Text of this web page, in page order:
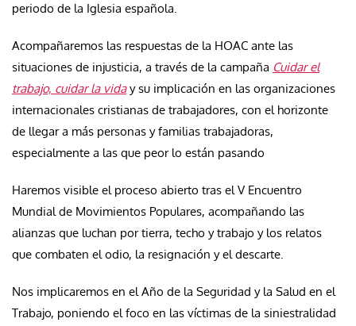
periodo de la Iglesia española.
Acompañaremos las respuestas de la HOAC ante las
situaciones de injusticia, a través de la campaña Cuidar el
trabajo, cuidar la viday su implicación en las organizaciones
internacionales cristianas de trabajadores, con el horizonte
de llegar a más personas y familias trabajadoras,
especialmente a las que peor lo están pasando
Haremos visible el proceso abierto tras el V Encuentro
Mundial de Movimientos Populares, acompañando las
alianzas que luchan por tierra, techo y trabajo y los relatos
que combaten el odio, la resignación y el descarte.
Nos implicaremos en el Año de la Seguridad y la Salud en el
Trabajo, poniendo el foco en las víctimas de la siniestralidad